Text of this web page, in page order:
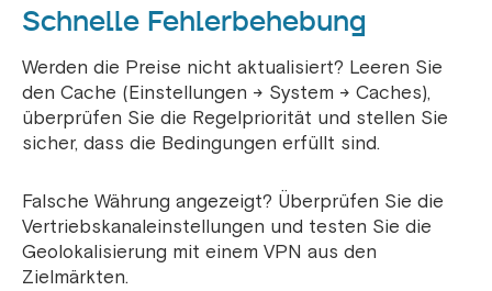
Schnelle Fehlerbehebung
Werden die Preise nicht aktualisiert? Leeren Sie
den Cache (Einstellungen → System → Caches),
überprüfen Sie die Regelpriorität und stellen Sie
sicher, dass die Bedingungen erfüllt sind.
Falsche Währung angezeigt? Überprüfen Sie die
Vertriebskanaleinstellungen und testen Sie die
Geolokalisierung mit einem VPN aus den
Zielmärkten.